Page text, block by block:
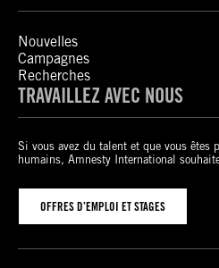
Nouvelles
Campagnes
Recherches
TRAVAILLEZ AVEC NOUS
Si vous avez du talent et que vous êtes
humains, Amnesty International
OFFRES D’EMPLOI ET STAGES